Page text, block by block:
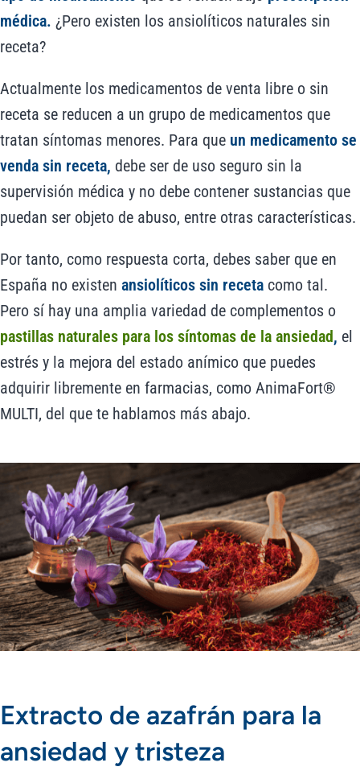
médica. ¿Pero existen los ansiolíticos naturales sin
receta?
Actualmente los medicamentos de venta libre o sin
receta se reducen a un grupo de medicamentos que
tratan síntomas menores. Para que un medicamento se
venda sin receta, debe ser de uso seguro sin la
supervisión médica y no debe contener sustancias que
puedan ser objeto de abuso, entre otras características.
Por tanto, como respuesta corta, debes saber que en
España no existen ansiolíticos sin receta como tal.
Pero sí hay una amplia variedad de complementos o
pastillas naturales para los síntomas de la ansiedad, el
estrés y la mejora del estado anímico que puedes
adquirir libremente en farmacias, como AnimaFort®
MULTI, del que te hablamos más abajo.
Extracto de azafrán para la
ansiedad y tristeza